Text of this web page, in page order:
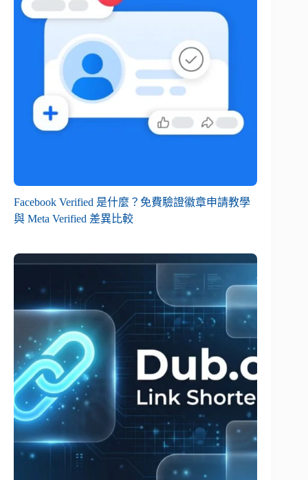
Facebook Verified 是什麼？免費驗證徽章申請教學
與 Meta Verified 差異比較